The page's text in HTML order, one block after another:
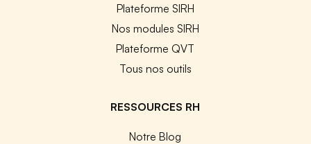
Plateforme SIRH
Nos modules SIRH
Plateforme QVT
Tous nos outils
RESSOURCES RH
Notre Blog